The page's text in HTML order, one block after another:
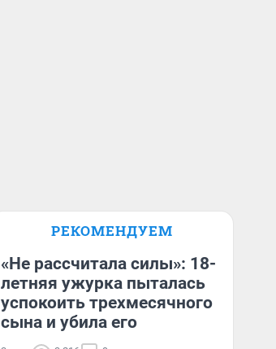
РЕКОМЕНДУЕМ
«Не рассчитала силы»: 18-
летняя ужурка пыталась
успокоить трехмесячного
сына и убила его